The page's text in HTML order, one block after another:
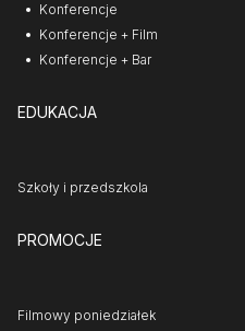
Konferencje
Konferencje + Film
Konferencje + Bar
EDUKACJA
Szkoły i przedszkola
PROMOCJE
Filmowy poniedziałek